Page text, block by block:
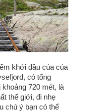
khởi đầu của của
có tổng
720 mét, là
thế giới, đi nhẹ
chú ý bạn có thể